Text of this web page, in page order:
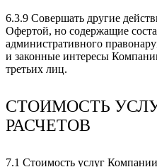
6.3.9 Совершать другие
Офертой, но содержащие
административного
и законные интересы
третьих лиц.
СТОИМОСТЬ
РАСЧЕТОВ
7.1 Стоимость услуг